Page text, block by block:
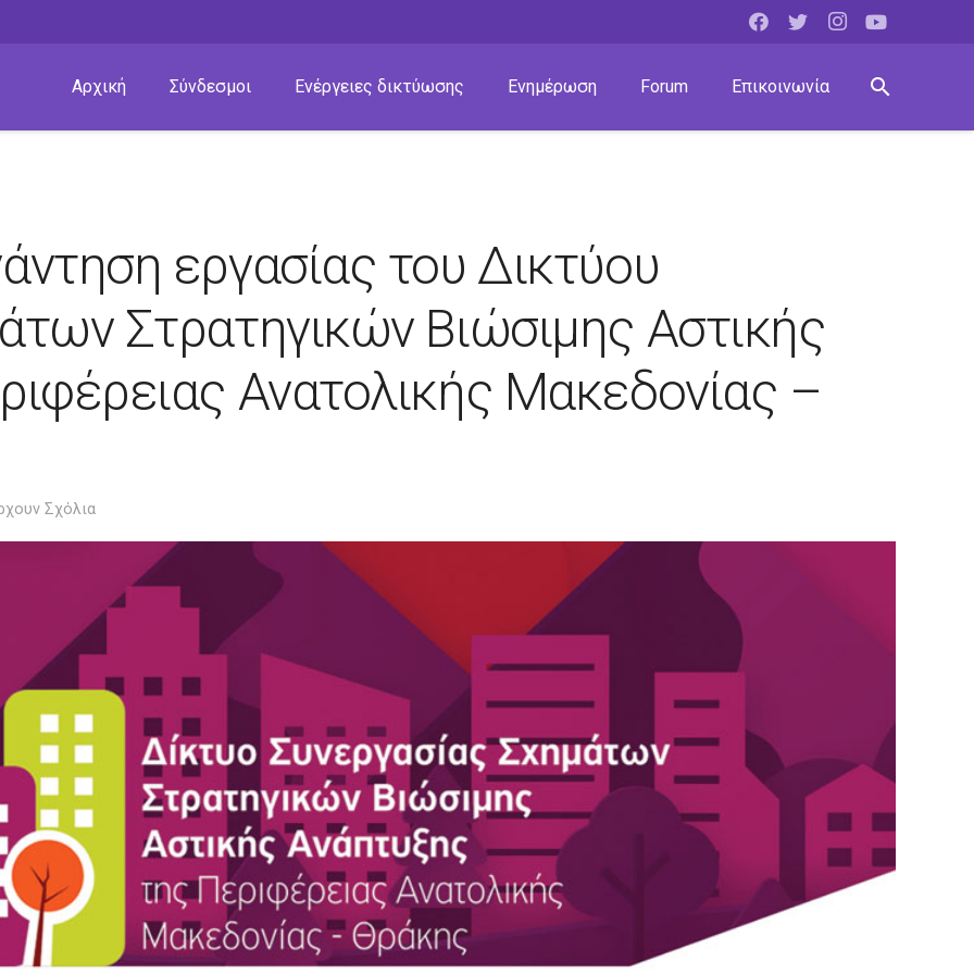
Αρχική Σύνδεσμοι Ενέργειες δικτύωσης Ενημέρωση Forum Επικοινωνία search
εργασίας του Δικτύου
Στρατηγικών Βιώσιμης Αστικής
Ανατολικής Μακεδονίας –
Σχόλια